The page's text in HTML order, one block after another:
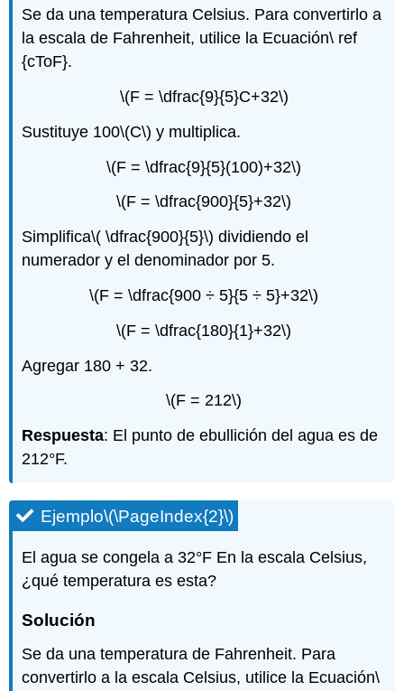
Se da una temperatura Celsius. Para convertirlo a
la escala de Fahrenheit, utilice la Ecuación\ ref
{cToF}.
\(F = \dfrac{9}{5}C+32\)
Sustituye 100\(C\) y multiplica.
\(F = \dfrac{9}{5}(100)+32\)
\(F = \dfrac{900}{5}+32\)
Simplifica\( \dfrac{900}{5}\) dividiendo el
numerador y el denominador por 5.
\(F = \dfrac{900 ÷ 5}{5 ÷ 5}+32\)
\(F = \dfrac{180}{1}+32\)
Agregar 180 + 32.
\(F = 212\)
Respuesta: El punto de ebullición del agua es de
212°F.
Ejemplo\(\PageIndex{2}\)
El agua se congela a 32°F En la escala Celsius,
¿qué temperatura es esta?
Solución
Se da una temperatura de Fahrenheit. Para
convertirlo a la escala Celsius, utilice la Ecuación\